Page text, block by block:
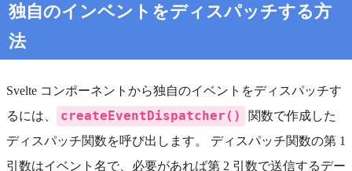
独自のインベントをディスパッチする方
法
Svelte コンポーネントから独自のイベントをディスパッチす
るには、
createEventDispatcher()
関数で作成した
ディスパッチ関数を呼び出します。 ディスパッチ関数の第 1
引数はイベント名で、必要があれば第 2 引数で送信するデー